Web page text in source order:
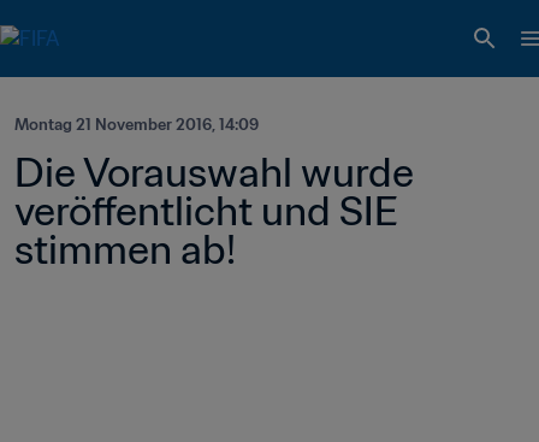
Montag 21 November 2016, 14:09
Die Vorauswahl wurde
veröffentlicht und SIE
stimmen ab!